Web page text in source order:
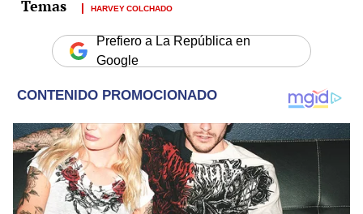
HARVEY COLCHADO
Prefiero a La República en
Google